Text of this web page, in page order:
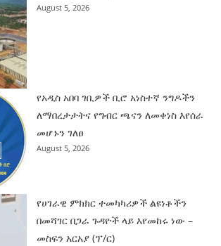
August 5, 2026
የአዲስ አበባ ገቢዎች ቢሮ አነስተኛ ንግዶችን
ለማበረታታትና የግብር ጫናን ለመቀነስ እየሰራ
መሆኑን ገለፀ
August 5, 2026
የሀገራዊ ምክክር ተመካካሪዎች ልዩነቶችን
በመሻገር በጋራ ጉዳዮች ላይ እየመከሩ ነው –
መስፍን አርአያ (ፕ/ር)